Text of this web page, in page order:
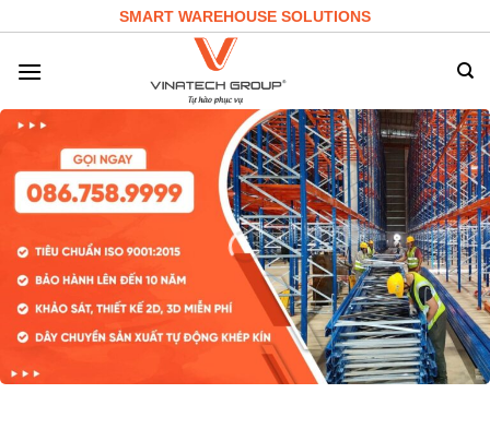
content
SMART WAREHOUSE SOLUTIONS